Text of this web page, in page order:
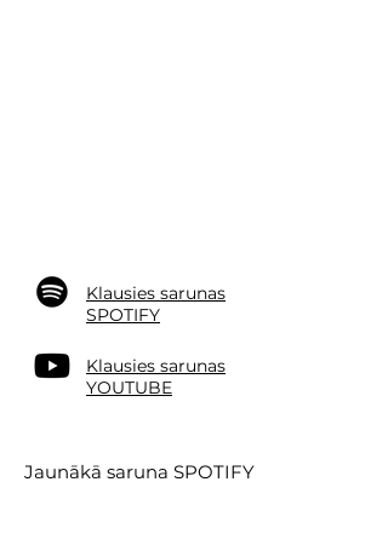
Klausies sarunas
SPOTIFY
Klausies sarunas
YOUTUBE
Jaunākā saruna SPOTIFY